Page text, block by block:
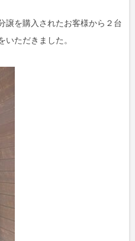
譲を購入されたお客様から２台
ただきました。